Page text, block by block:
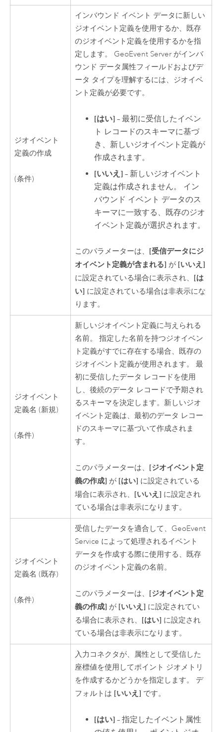
ジオイベント
定義の作成
(条件)
インバウンド イベント データに新しい
ジオイベント定義を使用するか、既存
のジオイベント定義を使用するかを指
定します。 GeoEvent Server がインバ
ウンド データ属性フィールドおよびデ
ータ タイプを理解するには、ジオイベ
ント定義が必要です。
[はい] – 最初に受信したイベン
ト レコードのスキーマに基づ
き、新しいジオイベント定義が
作成されます。
[いいえ] – 新しいジオイベント
定義は作成されません。 イン
バウンド イベント データのス
キーマに一致する、既存のジオ
イベント定義が選択されます。
このパラメーターは、 [受信データにジ
オイベント定義が含まれる] が [いいえ]
に設定されている場合に表示され、 [は
い] に設定されている場合は非表示にな
ります。
ジオイベント
定義名 (新規)
(条件)
新しいジオイベント定義に与えられる
名前。 指定した名前を持つジオイベン
ト定義がすでに存在する場合、既存の
ジオイベント定義が使用されます。 最
初に受信したデータ レコードを使用
し、後続のデータ レコードで予期され
るスキーマを決定します。新しいジオ
イベント定義は、最初のデータ レコー
ドのスキーマに基づいて作成されま
す。
このパラメーターは、 [ジオイベント定
義の作成] が [はい] に設定されている
場合に表示され、 [いいえ] に設定され
ている場合は非表示になります。
ジオイベント
定義名 (既存)
(条件)
受信したデータを適合して、GeoEvent
Service によって処理されるイベント
データを作成する際に使用する、既存
のジオイベント定義の名前。
このパラメーターは、 [ジオイベント定
義の作成] が [いいえ] に設定されてい
る場合に表示され、 [はい] に設定され
ている場合は非表示になります。
入力コネクタが、属性として受信した
座標値を使用してポイント ジオメトリ
を作成するかどうかを指定します。 デ
フォルトは [いいえ] です。
[はい] – 指定したイベント属性